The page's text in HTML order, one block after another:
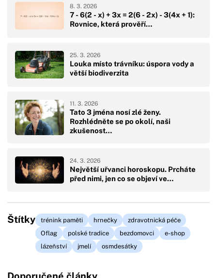
7 - 6(2 - x) + 3x = 2(6 - 2x) - 3(4x + 1):
Rovnice, která prověří…
8. 3. 2026
Louka místo trávníku: úspora vody a
větší biodiverzita
25. 3. 2026
Tato 3 jména nosí zlé ženy.
Rozhlédněte se po okolí, naši
zkušenost…
11. 3. 2026
Největší uřvanci horoskopu. Prcháte
před nimi, jen co se objeví ve…
24. 3. 2026
Štítky trénink paměti hrnečky
zdravotnická péče
Oflag
polské tradice bezdomovci
e-shop
lázeňství
jmelí osmdesátky